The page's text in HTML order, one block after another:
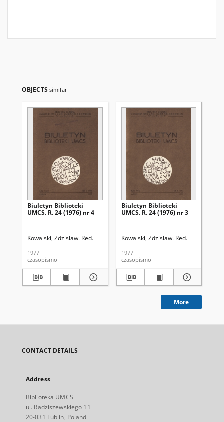
OBJECTS similar
Biuletyn Biblioteki
UMCS. R. 24 (1976) nr 4
Kowalski, Zdzisław. Red.
1977
czasopismo
Biuletyn Biblioteki
UMCS. R. 24 (1976) nr 3
Kowalski, Zdzisław. Red.
1977
czasopismo
More
CONTACT DETAILS
Address
Biblioteka UMCS
ul. Radziszewskiego 11
20-031 Lublin, Poland